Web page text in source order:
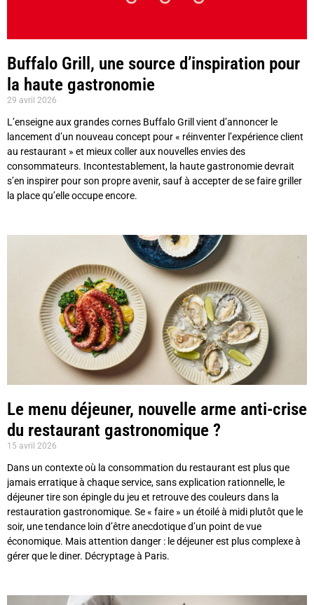
Buffalo Grill, une source d’inspiration pour
la haute gastronomie
29 avril 2026
L’enseigne aux grandes cornes Buffalo Grill vient d’annoncer le
lancement d’un nouveau concept pour « réinventer l’expérience client
au restaurant » et mieux coller aux nouvelles envies des
consommateurs. Incontestablement, la haute gastronomie devrait
s’en inspirer pour son propre avenir, sauf à accepter de se faire griller
la place qu’elle occupe encore.
Le menu déjeuner, nouvelle arme anti-crise
du restaurant gastronomique ?
15 avril 2026
Dans un contexte où la consommation du restaurant est plus que
jamais erratique à chaque service, sans explication rationnelle, le
déjeuner tire son épingle du jeu et retrouve des couleurs dans la
restauration gastronomique. Se « faire » un étoilé à midi plutôt que le
soir, une tendance loin d’être anecdotique d’un point de vue
économique. Mais attention danger : le déjeuner est plus complexe à
gérer que le diner. Décryptage à Paris.